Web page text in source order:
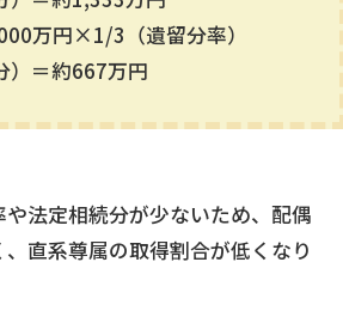
万円×1/3（遺留分率）
＝約667万円
法定相続分が少ないため、配偶
直系尊属の取得割合が低くなり